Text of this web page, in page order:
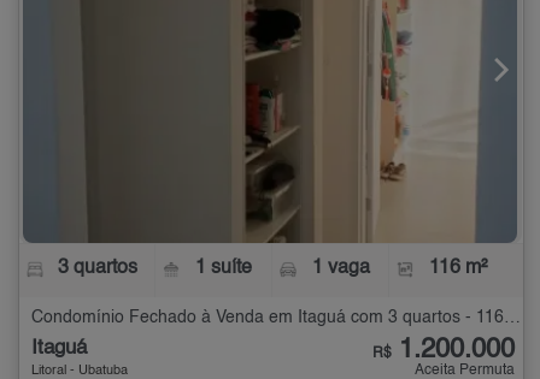
3 quartos 1 suíte 1 vaga 116 m²
Condomínio Fechado à Venda em Itaguá com 3 quartos - 116 m²
Itaguá
Litoral - Ubatuba
R$ 1.200.000
Aceita Permuta